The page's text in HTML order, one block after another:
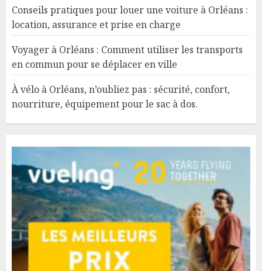
Conseils pratiques pour louer une voiture à Orléans :
location, assurance et prise en charge
Voyager à Orléans : Comment utiliser les transports
en commun pour se déplacer en ville
À vélo à Orléans, n’oubliez pas : sécurité, confort,
nourriture, équipement pour le sac à dos.